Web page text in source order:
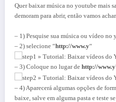
Quer baixar música no youtube mais
demoram para abrir, então vamos
– 1) Pesquise sua música ou vídeo no
– 2) selecione “http://www.y“
– 3) Coloque no lugar de http://www.y
– 4) Aparecerá algumas opções de
baixe, salve em alguma pasta e teste